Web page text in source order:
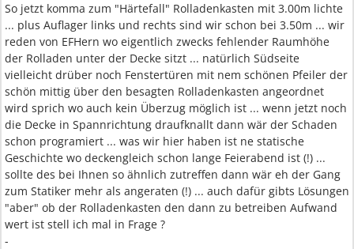
So jetzt komma zum "Härtefall" Rolladenkasten mit 3.00m lichte
... plus Auflager links und rechts sind wir schon bei 3.50m ... wir
reden von EFHern wo eigentlich zwecks fehlender Raumhöhe
der Rolladen unter der Decke sitzt ... natürlich Südseite
vielleicht drüber noch Fenstertüren mit nem schönen Pfeiler der
schön mittig über den besagten Rolladenkasten angeordnet
wird sprich wo auch kein Überzug möglich ist ... wenn jetzt noch
die Decke in Spannrichtung draufknallt dann wär der Schaden
schon programiert ... was wir hier haben ist ne statische
Geschichte wo deckengleich schon lange Feierabend ist (!) ...
sollte des bei Ihnen so ähnlich zutreffen dann wär eh der Gang
zum Statiker mehr als angeraten (!) ... auch dafür gibts Lösungen
"aber" ob der Rolladenkasten den dann zu betreiben Aufwand
wert ist stell ich mal in Frage ?
-